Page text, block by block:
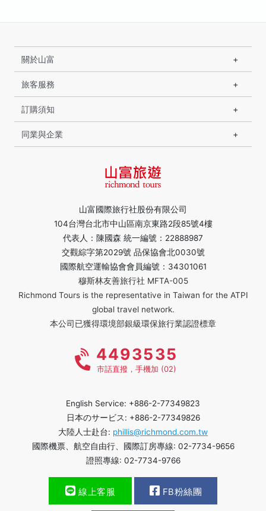
山富國際旅行社股份有限公司
104台灣台北市中山區南京東路2段85號4樓
代表人：陳國森 統一編號：22888987
交觀綜字第2029號 品保協會北0030號
國際航空運輸協會會員編號：34301061
穆斯林友善旅行社 MFTA-005
Richmond Tours is the representative in Taiwan for the ATPI
global travel network.
本公司已獲得環境部銀級環保旅行業認證標章
關於山富
旅客服務
訂購須知
同業與企業
4493535
市話直撥，手機加 (02)
English Service: +886-2-77349823
日本のサービス: +886-2-77349826
大陸人士赴台: phillis@richmond.com.tw
國際機票、航空自由行、國際訂房專線: 02-7734-9656
證照專線: 02-7734-9766
線上客服 FB粉絲團